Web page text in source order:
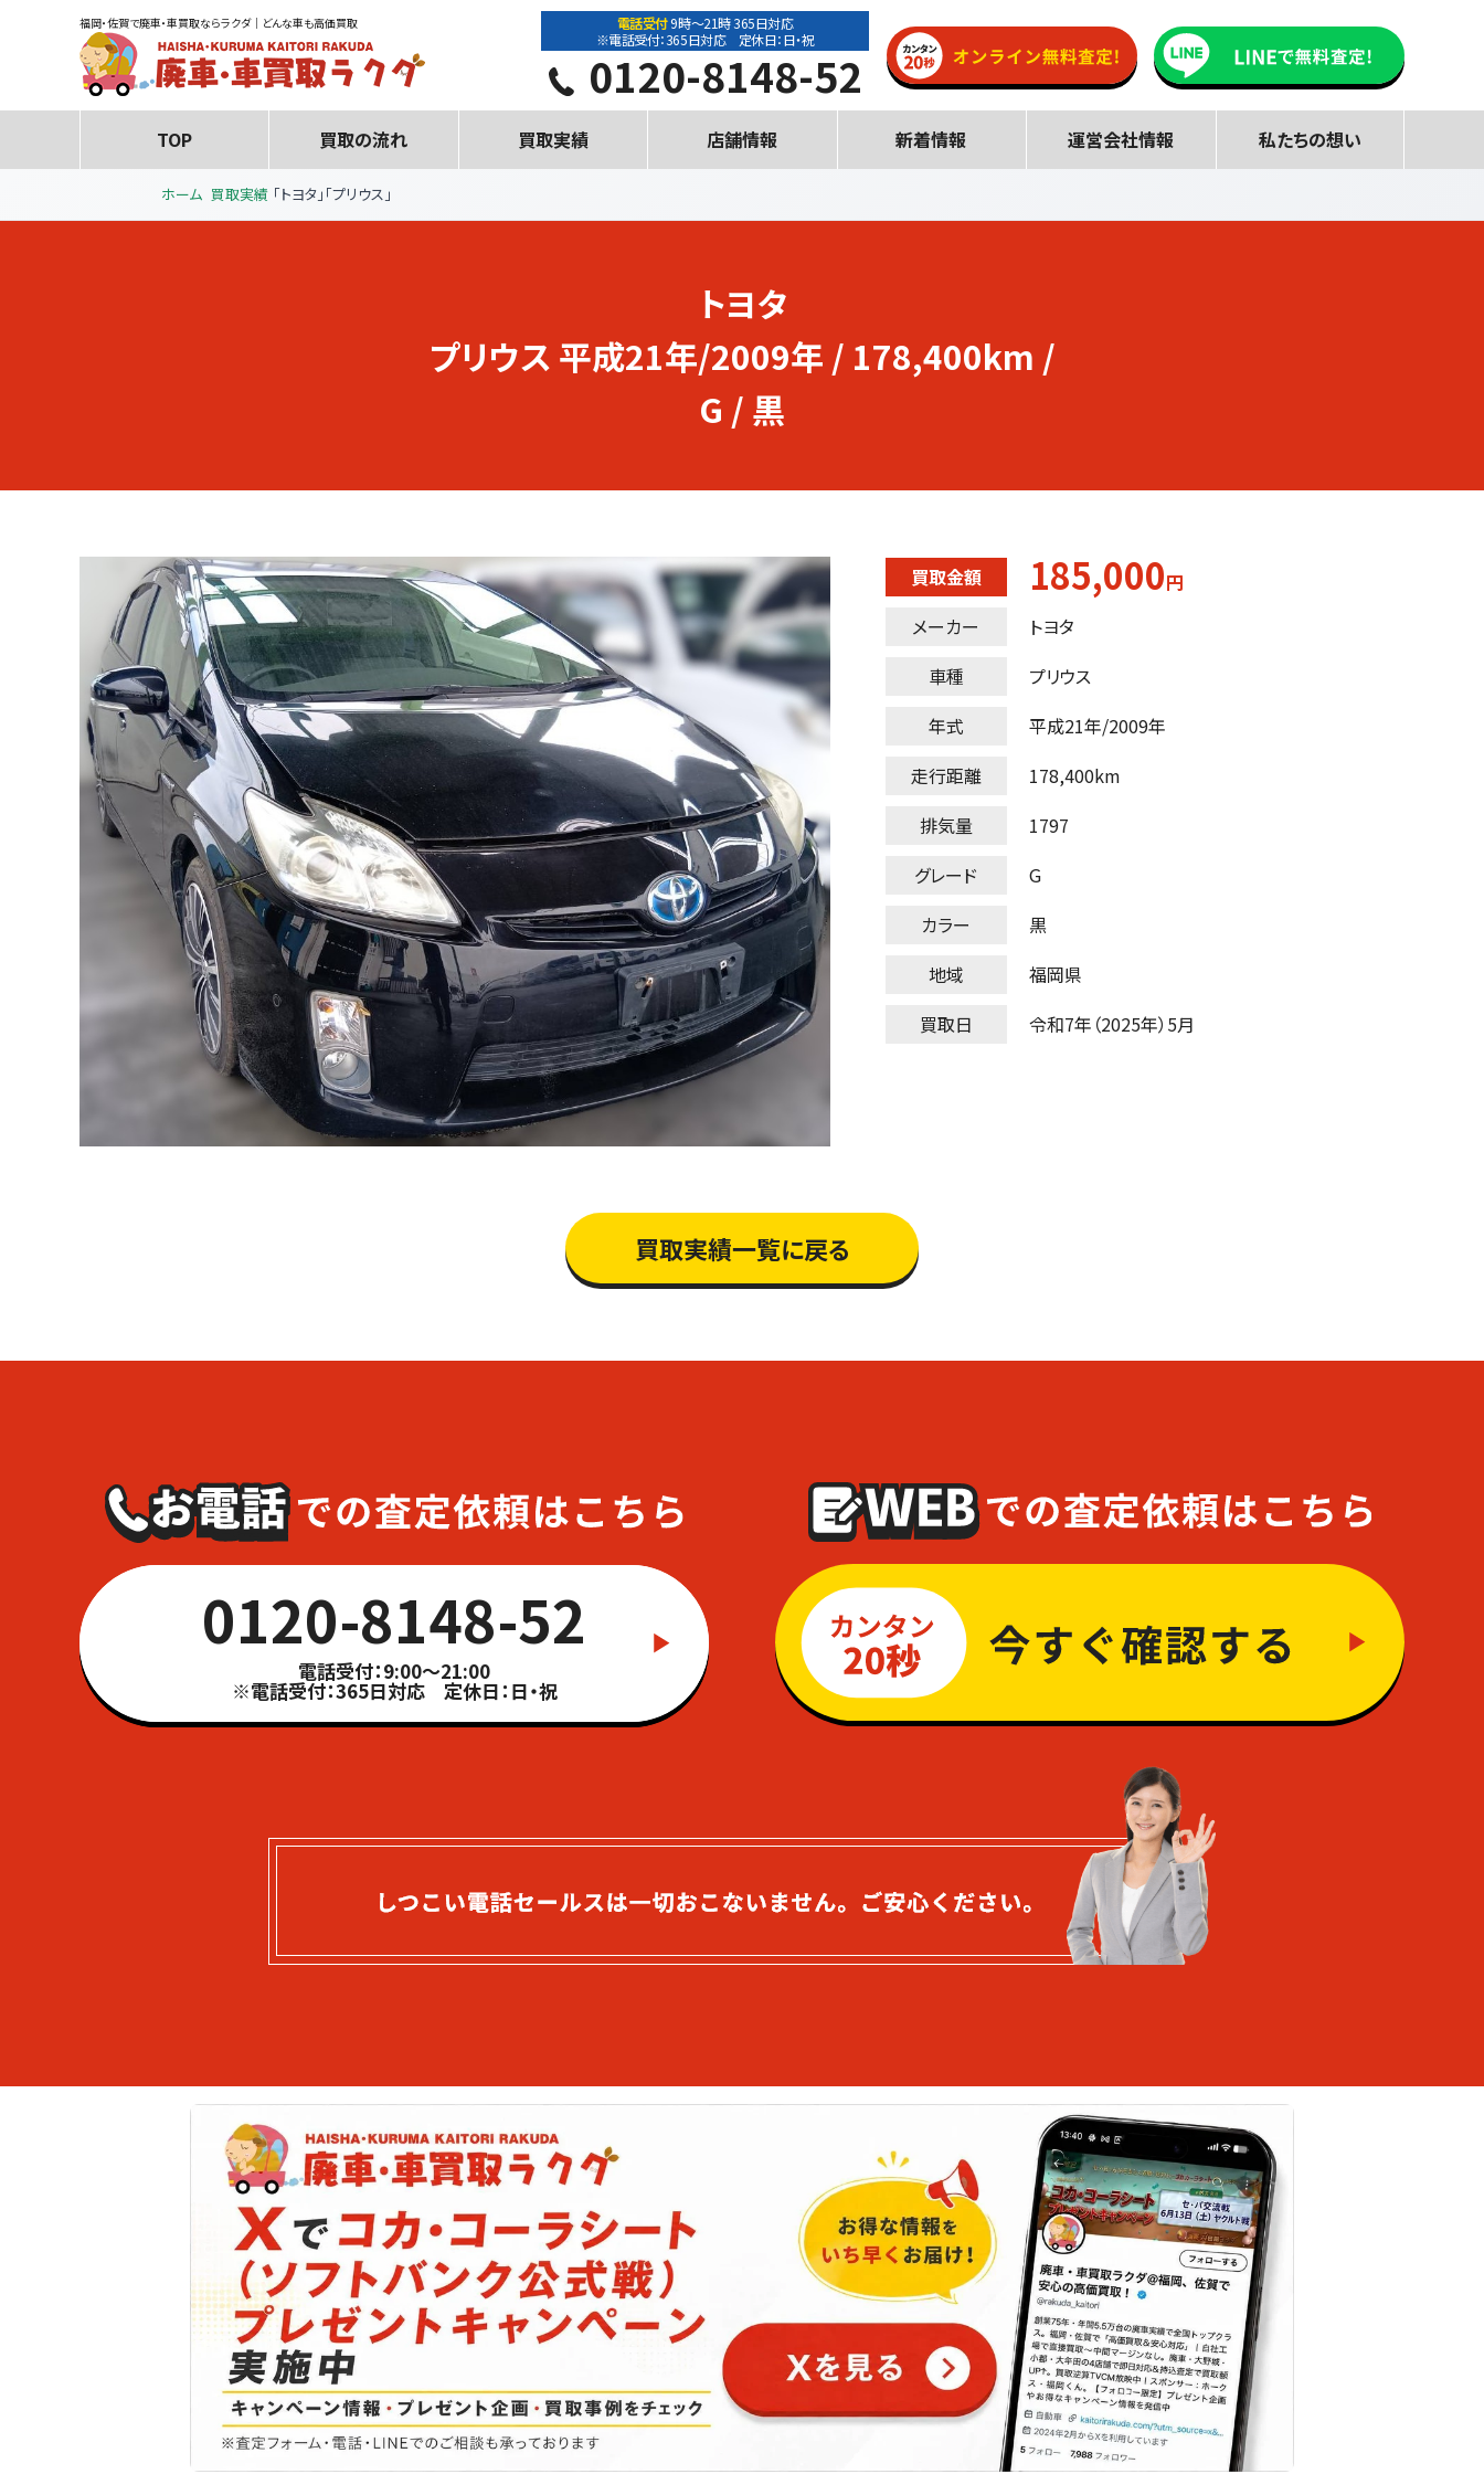
福岡・佐賀で廃車・車買取ならラクダ｜どんな車も高価買取 電話受付9時～21時 365日対応
※電話受付：365日対応 定休日：日・祝
0120-8148-52
TOP 買取の流れ 買取実績 店舗情報 新着情報 運営会社情報 私たちの想い
ホーム 買取実績 「トヨタ」「プリウス」
トヨタ
プリウス 平成21年/2009年 / 178,400km /
G / 黒
買取金額 185,000円
メーカー
トヨタ
車種
プリウス
年式
平成21年/2009年
走行距離
178,400km
排気量
1797
グレード
G
カラー
黒
地域
福岡県
買取日
令和7年（2025年）5月
買取実績一覧に戻る
0120-8148-52
電話受付：9:00～21:00
※電話受付：365日対応 定休日：日・祝